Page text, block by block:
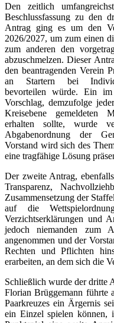
Den zeitlich
Beschlussfassung zu den
Antrag ging es um den
2026/2027, um zum einen
zum anderen den
abzuschmelzen. Dieser
den beantragenden Verein
an Startern bei
bevorteilen würde. Ein im
Vorschlag, demzufolge
Kreisebene gemeldeten
erhalten sollte, wurde
Abgabenordnung der
Vorstand wird sich des
eine tragfähige Lösung
Der zweite Antrag,
Transparenz,
Zusammensetzung der
auf die
Verzichtserklärungen und
jedoch niemanden zum
angenommen und der
Rechten und Pflichten
erarbeiten, an dem sich die
Schließlich wurde der dritte
Florian Brüggemann führte
Paarkreuzes ein Ärgernis
ein Einzel spielen können,